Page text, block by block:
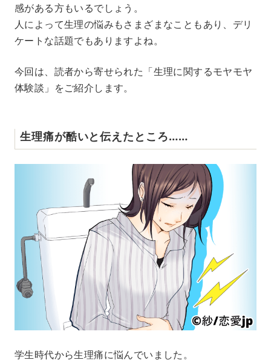
感がある方もいるでしょう。
人によって生理の悩みもさまざまなこともあり、デリ
ケートな話題でもありますよね。
今回は、読者から寄せられた「生理に関するモヤモヤ
体験談」をご紹介します。
生理痛が酷いと伝えたところ……
学生時代から生理痛に悩んでいました。